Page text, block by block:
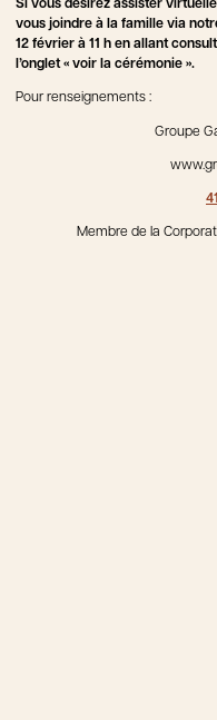
Si vous désirez assister
vous joindre à la famille via
12 février à 11 h en allant
l’onglet « voir la cérémonie ».
Pour renseignements :
Groupe
Membre de la